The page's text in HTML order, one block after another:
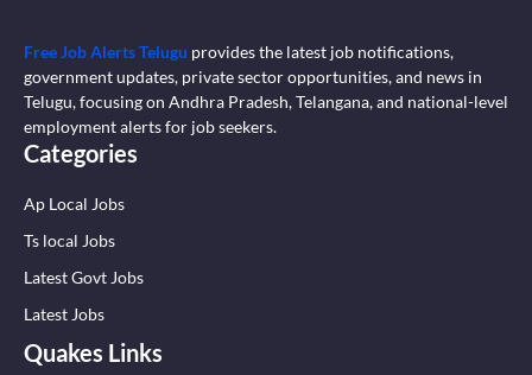
Free Job Alerts Telugu provides the latest job notifications,
government updates, private sector opportunities, and news in
Telugu, focusing on Andhra Pradesh, Telangana, and national-level
employment alerts for job seekers.
Categories
Ap Local Jobs
Ts local Jobs
Latest Govt Jobs
Latest Jobs
Quakes Links